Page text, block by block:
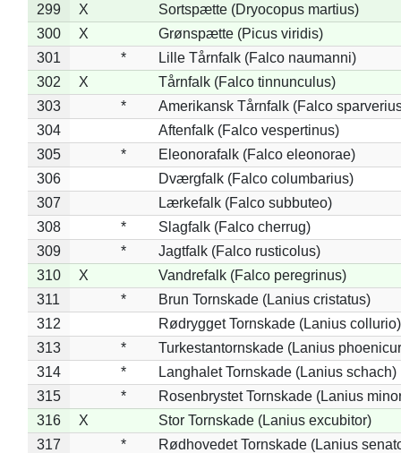
299
X
Sortspætte (Dryocopus martius)
300
X
Grønspætte (Picus viridis)
301
*
Lille Tårnfalk (Falco naumanni)
302
X
Tårnfalk (Falco tinnunculus)
303
*
Amerikansk Tårnfalk (Falco
304
Aftenfalk (Falco vespertinus)
305
*
Eleonorafalk (Falco eleonorae)
306
Dværgfalk (Falco columbarius)
307
Lærkefalk (Falco subbuteo)
308
*
Slagfalk (Falco cherrug)
309
*
Jagtfalk (Falco rusticolus)
310
X
Vandrefalk (Falco peregrinus)
311
*
Brun Tornskade (Lanius cristatus)
312
Rødrygget Tornskade (Lanius collurio)
313
*
Turkestantornskade (Lanius
314
*
Langhalet Tornskade (Lanius schach)
315
*
Rosenbrystet Tornskade (Lanius
316
X
Stor Tornskade (Lanius excubitor)
317
*
Rødhovedet Tornskade (Lanius